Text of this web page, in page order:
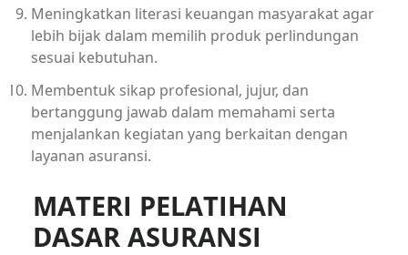
Meningkatkan literasi keuangan masyarakat agar
lebih bijak dalam memilih produk perlindungan
sesuai kebutuhan.
Membentuk sikap profesional, jujur, dan
bertanggung jawab dalam memahami serta
menjalankan kegiatan yang berkaitan dengan
layanan asuransi.
MATERI PELATIHAN
DASAR ASURANSI